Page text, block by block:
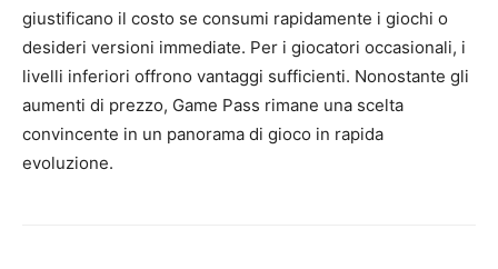
giustificano il costo se consumi rapidamente i giochi o
desideri versioni immediate. Per i giocatori occasionali, i
livelli inferiori offrono vantaggi sufficienti. Nonostante gli
aumenti di prezzo, Game Pass rimane una scelta
convincente in un panorama di gioco in rapida
evoluzione.